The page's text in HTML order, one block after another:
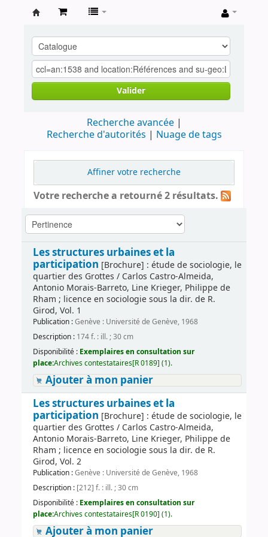
contestataires
Valider
Recherche avancée
Recherche d'autorités
Nuage de tags
Affiner votre recherche
Votre recherche a retourné 2 résultats.
Les structures urbaines et la
participation [Brochure] : étude de sociologie, le
quartier des Grottes / Carlos Castro-Almeida,
Antonio Morais-Barreto, Line Krieger, Philippe de
Rham ; licence en sociologie sous la dir. de R.
Girod, Vol. 1
Publication :Genève : Université de Genève, 1968
Description : 174 f. : ill. ; 30 cm
Disponibilité : Exemplaires en consultation sur
place:Archives contestataires[R 0189] (1).
Ajouter à mon panier
Les structures urbaines et la
participation [Brochure] : étude de sociologie, le
quartier des Grottes / Carlos Castro-Almeida,
Antonio Morais-Barreto, Line Krieger, Philippe de
Rham ; licence en sociologie sous la dir. de R.
Girod, Vol. 2
Publication :Genève : Université de Genève, 1968
Description : [212] f. : ill. ; 30 cm
Disponibilité : Exemplaires en consultation sur
place:Archives contestataires[R 0190] (1).
Ajouter à mon panier